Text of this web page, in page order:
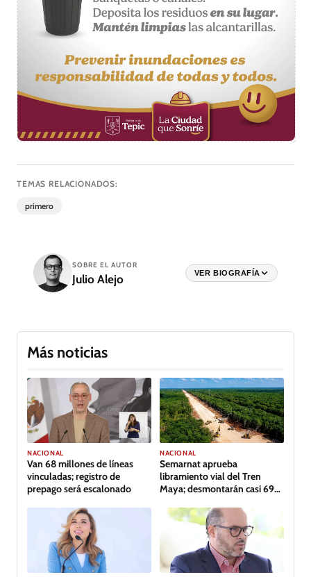
TEMAS RELACIONADOS:
primero
SOBRE EL AUTOR
Julio Alejo VER BIOGRAFÍA
Más noticias
NACIONAL
Van 68 millones de líneas
vinculadas; registro de
prepago será escalonado
NACIONAL
Semarnat aprueba
libramiento vial del Tren
Maya; desmontarán casi 69